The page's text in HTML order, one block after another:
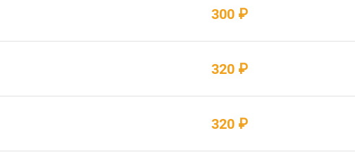
300 ₽
320 ₽
320 ₽